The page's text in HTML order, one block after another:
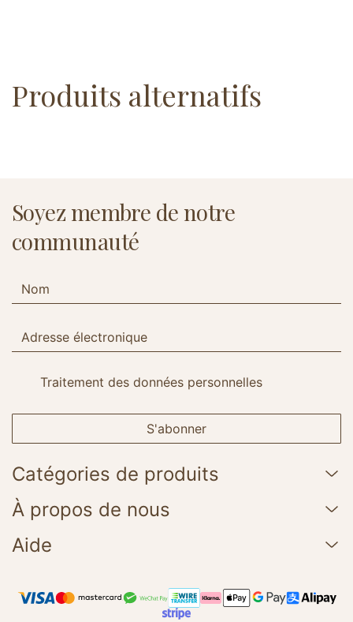
Produits alternatifs
Soyez membre de notre
communauté
Traitement des données personnelles
S'abonner
Catégories de produits
À propos de nous
Aide